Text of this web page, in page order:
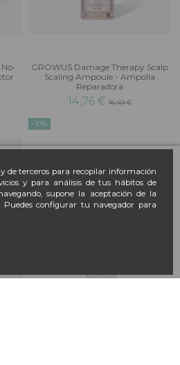
de terceros para recopilar información
y para análisis de tus hábitos de
supone la aceptación de la
configurar tu navegador para
GROWUS Damage Therapy Scalp
Scaling Ampoule - Ampolla
Reparadora
14,76 €16,40 €
-10%